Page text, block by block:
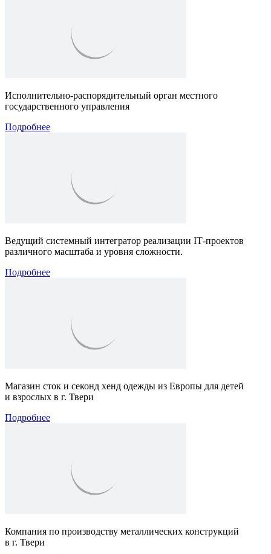
Исполнительно-распорядительный орган местного
государственного управления
Подробнее
Ведущий системный интегратор реализации IТ-проектов
различного масштаба и уровня сложности.
Подробнее
Магазин сток и секонд хенд одежды из Европы для детей
и взрослых в г. Твери
Подробнее
Компания по производству металлических конструкций
в г. Твери